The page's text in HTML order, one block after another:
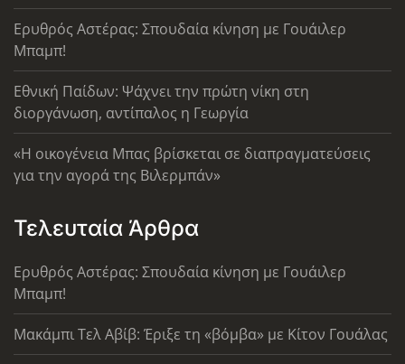
Ερυθρός Αστέρας: Σπουδαία κίνηση με Γουάιλερ
Μπαμπ!
Εθνική Παίδων: Ψάχνει την πρώτη νίκη στη
διοργάνωση, αντίπαλος η Γεωργία
«Η οικογένεια Μπας βρίσκεται σε διαπραγματεύσεις
για την αγορά της Βιλερμπάν»
Τελευταία Άρθρα
Ερυθρός Αστέρας: Σπουδαία κίνηση με Γουάιλερ
Μπαμπ!
Μακάμπι Τελ Αβίβ: Έριξε τη «βόμβα» με Κίτον Γουάλας